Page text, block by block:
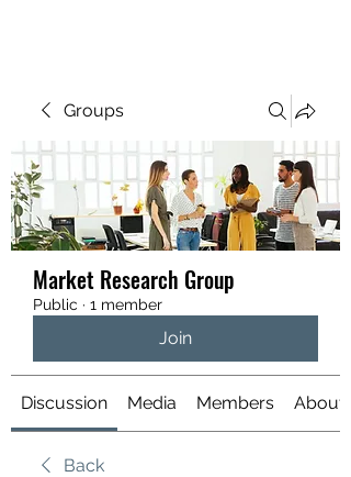
Groups
Market Research Group
Public · 1 member
Join
Discussion Media Members About
Back